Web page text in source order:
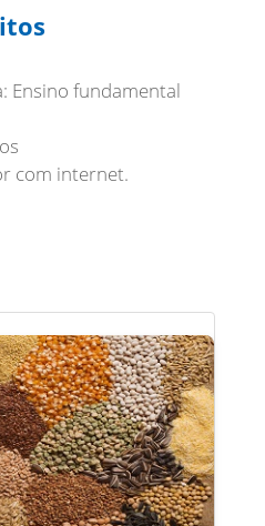
Ensino fundamental
com internet.